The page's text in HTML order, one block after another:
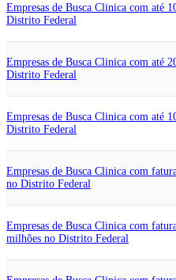
Empresas de Busca Clinica com até
Distrito Federal
Empresas de Busca Clinica com até
Distrito Federal
Empresas de Busca Clinica com até
Distrito Federal
Empresas de Busca Clinica com
no Distrito Federal
Empresas de Busca Clinica com
milhões no Distrito Federal